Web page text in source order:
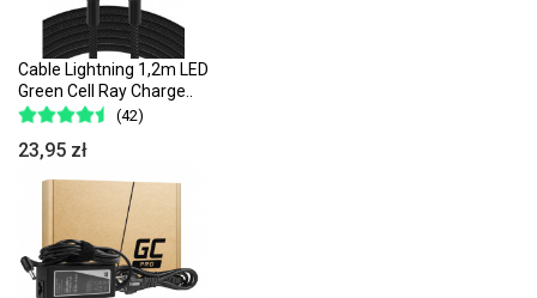
Cable Lightning 1,2m LED
Green Cell Ray Charge..
(42)
23,95 zł